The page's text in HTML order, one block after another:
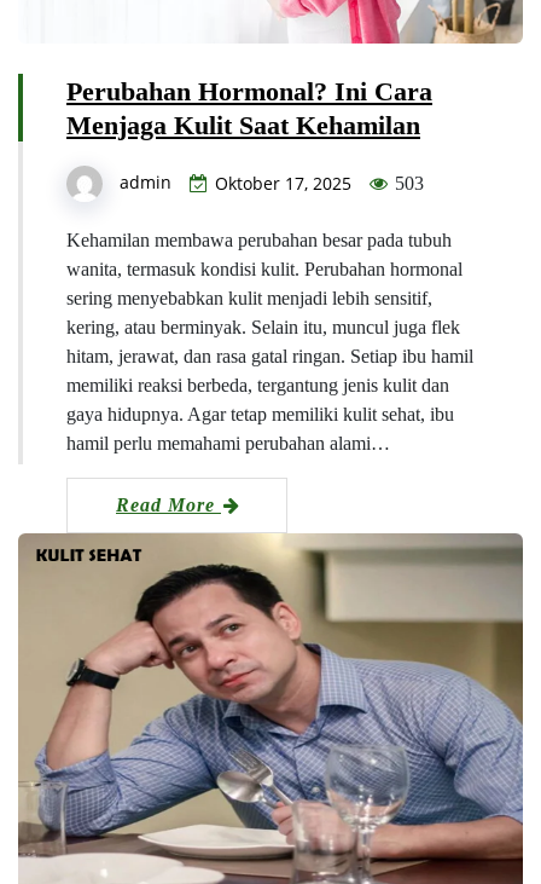
Perubahan Hormonal? Ini Cara
Menjaga Kulit Saat Kehamilan
admin Oktober 17, 2025 503
Kehamilan membawa perubahan besar pada tubuh
wanita, termasuk kondisi kulit. Perubahan hormonal
sering menyebabkan kulit menjadi lebih sensitif,
kering, atau berminyak. Selain itu, muncul juga flek
hitam, jerawat, dan rasa gatal ringan. Setiap ibu hamil
memiliki reaksi berbeda, tergantung jenis kulit dan
gaya hidupnya. Agar tetap memiliki kulit sehat, ibu
hamil perlu memahami perubahan alami…
Read More